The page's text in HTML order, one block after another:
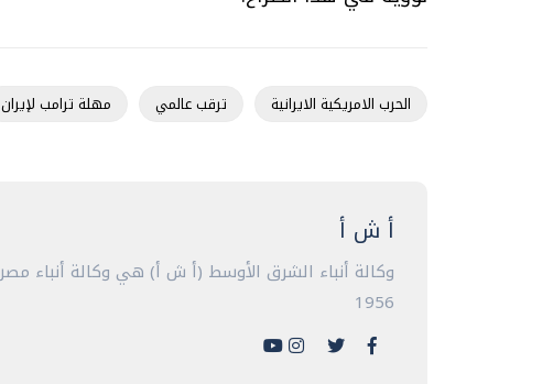
الحرب الامريكية الايرانية ترقب عالمي مهلة ترامب لإيران
أ ش أ
وكالة أنباء الشرق الأوسط (أ ش أ) هي وكالة أنباء
1956